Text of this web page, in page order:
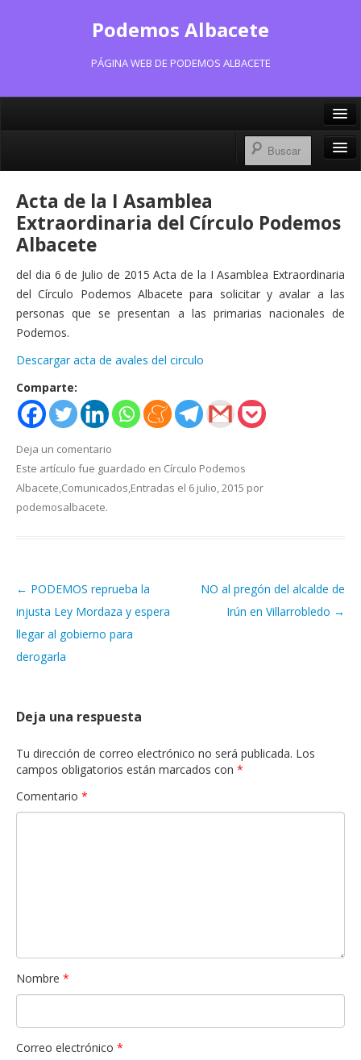
Podemos Albacete
PÁGINA WEB DE PODEMOS ALBACETE
Facebook
Instagram
Bluesky
Portavoz Municipal
Consejo Ciudadano Municipal
Actas Consejo Ciudadano
Actas Asamblea Ciudadana
Participa con Podemos en Albacete
Acta de la I Asamblea
Extraordinaria del Círculo Podemos
Albacete
del dia 6 de Julio de 2015 Acta de la I Asamblea Extraordinaria
del Círculo Podemos Albacete para solicitar y avalar a las
personas que se presentan a las primarias nacionales de
Podemos.
Descargar acta de avales del circulo
Comparte:
Deja un comentario
Este artículo fue guardado en Círculo Podemos
Albacete,Comunicados,Entradas el 6 julio, 2015 por
podemosalbacete.
Navegación de artículos
← PODEMOS reprueba la
injusta Ley Mordaza y espera
llegar al gobierno para
derogarla
NO al pregón del alcalde de
Irún en Villarrobledo →
Deja una respuesta
Tu dirección de correo electrónico no será publicada. Los
campos obligatorios están marcados con *
Comentario *
Nombre *
Correo electrónico *